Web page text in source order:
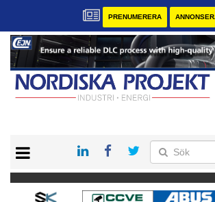
PRENUMERERA
KONTAKT